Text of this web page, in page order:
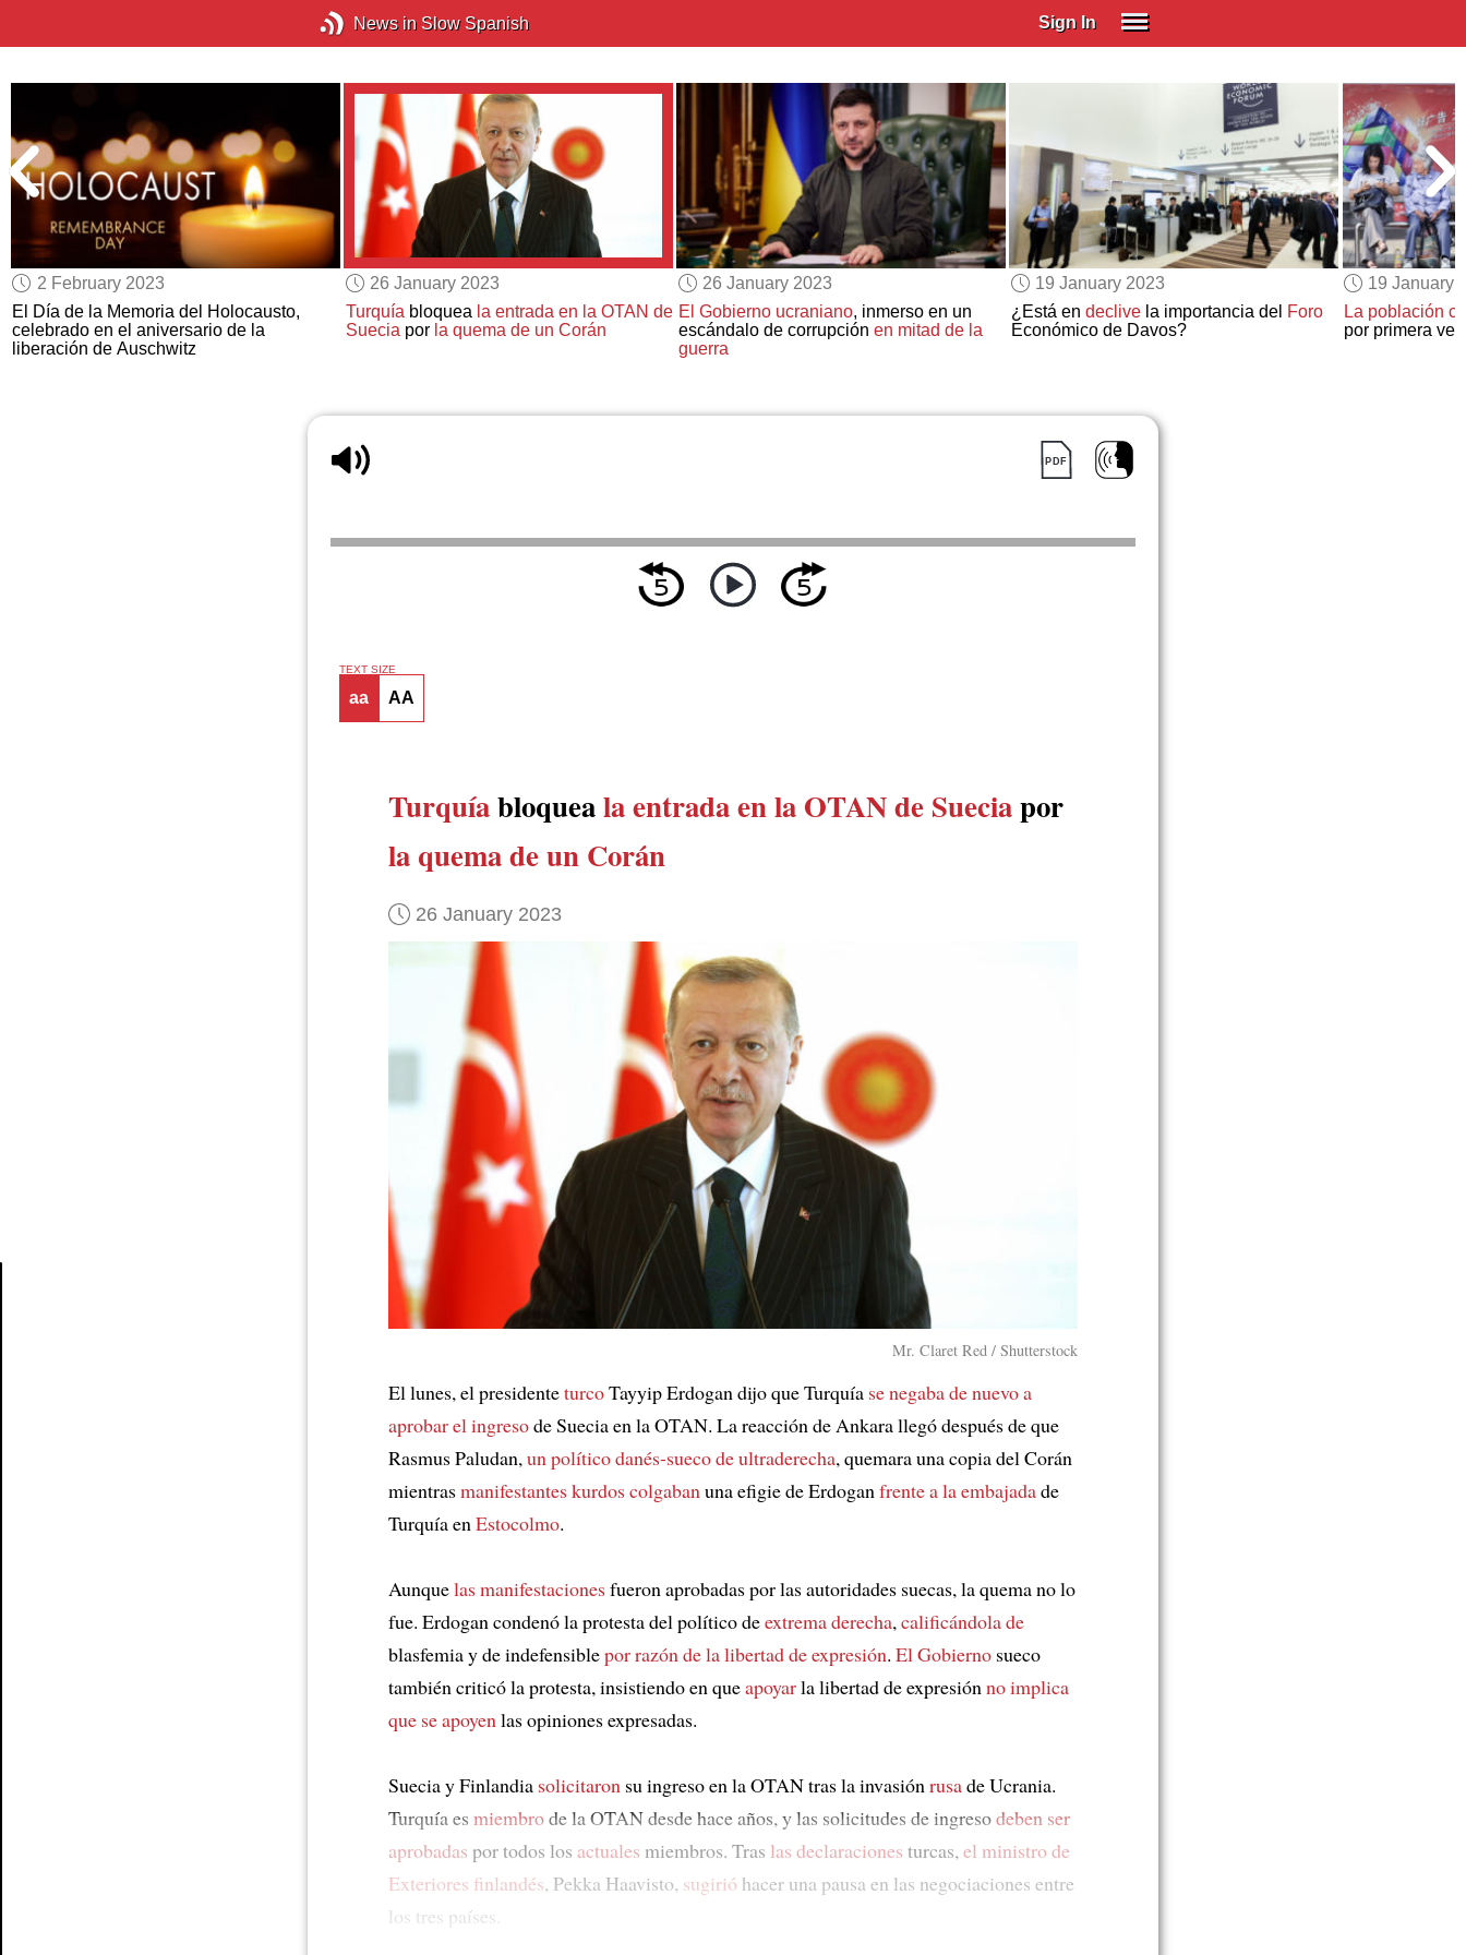
News in Slow Spanish Sign In
Spanish (Spain)
Spanish (Latino)
SUBSCRIBE
EDUCATIONAL LICENSES
GIFT CARDS
OTHER LANGUAGES
ABOUT US
2 February 2023
El Día de la Memoria del Holocausto,
celebrado en el aniversario de la
liberación de Auschwitz
26 January 2023
Turquíabloquea la entrada en la OTAN de
Sueciapor la quema de un Corán
26 January 2023
El Gobierno ucraniano, inmerso en un
escándalo de corrupción en mitad de la
guerra
19 January 2023
¿Está en declivela importancia del Foro
Económico de Davos?
19 January
La población
por primera
TEXT SIZE
aa AA
Turquíabloqueala entrada en la OTAN de Sueciapor
la quema de un Corán
26 January 2023
Mr. Claret Red / Shutterstock
El lunes, el presidenteturcoTayyip Erdogan dijo que Turquía se negaba de nuevo a
aprobarel ingresode Suecia en la OTAN. La reacción de Ankara llegó después de que
Rasmus Paludan,un político danés-sueco de ultraderecha, quemara una copia del Corán
mientrasmanifestantes kurdoscolgabanuna efigie de Erdoganfrente ala embajadade
Turquía enEstocolmo.
Aunquelas manifestacionesfueron aprobadas por las autoridades suecas, la quema no lo
fue. Erdogan condenó la protesta del político deextrema derecha,calificándola de
blasfemia y de indefensiblepor razón dela libertad de expresión. El Gobierno sueco
también criticó la protesta, insistiendo en queapoyarla libertad de expresiónno implica
que se apoyenlas opiniones expresadas.
Suecia y Finlandia solicitaron su ingreso en la OTAN tras la invasiónrusade Ucrania.
Turquía es miembrode la OTAN desde hace años, y las solicitudes de ingresodeben ser
aprobadas por todos los actuales miembros. Tras las declaraciones turcas,el ministro de
Exteriores finlandés, Pekka Haavisto, sugirió hacer una pausa en las negociaciones entre
los tres países.